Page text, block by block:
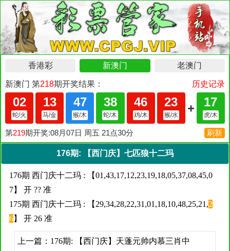
176期: 【西门庆】七匹狼十二玛
176期 西门庆十二玛 : 【01,43,17,12,23,19,18,05,37,08,45,0
7】 开 ?? 准
175期 西门庆十二玛 : 【29,34,28,22,31,01,18,10,48,25,21,2
6】 开 26 准
上一篇： 176期: 【西门庆】天蓬元帅内慕三肖中